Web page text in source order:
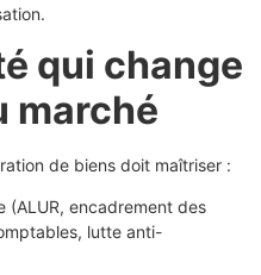
qui change
marché
de biens doit maîtriser :
(ALUR, encadrement des
lutte anti-